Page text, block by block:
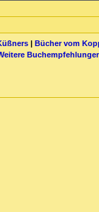
| Bücher vom